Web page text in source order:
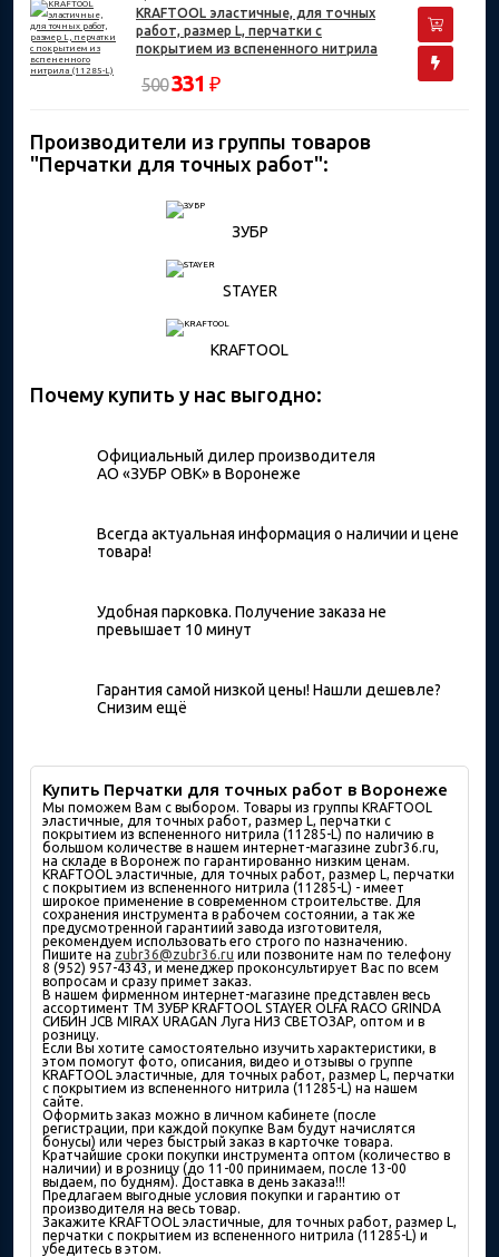
KRAFTOOL эластичные, для точных
работ, размер L, перчатки с
покрытием из вспененного нитрила
500331 ₽
Производители из группы товаров
"Перчатки для точных работ":
ЗУБР
STAYER
KRAFTOOL
Почему купить у нас выгодно:
Официальный дилер производителя
АО «ЗУБР ОВК» в Воронеже
Всегда актуальная информация о наличии и цене
товара!
Удобная парковка. Получение заказа не
превышает 10 минут
Гарантия самой низкой цены! Нашли дешевле?
Снизим ещё
Купить Перчатки для точных работ в Воронеже
Мы поможем Вам с выбором. Товары из группы KRAFTOOL
эластичные, для точных работ, размер L, перчатки с
покрытием из вспененного нитрила (11285-L) по наличию в
большом количествe в нашем интернет-магазине zubr36.ru,
на складе в Воронеж по гарантированно низким ценам.
KRAFTOOL эластичные, для точных работ, размер L, перчатки
с покрытием из вспененного нитрила (11285-L) - имеет
широкое применение в современном строительстве. Для
сохранения инструмента в рабочем состоянии, а так же
предусмотренной гарантиий завода изготовителя,
рекомендуем использовать его строго по назначению.
Пишите на zubr36@zubr36.ru или позвоните нам по телефону
8 (952) 957-4343, и менеджер проконсультирует Вас по всем
вопросам и сразу примет заказ.
В нашем фирменном интернет-магазине представлен весь
ассортимент ТМ ЗУБР KRAFTOOL STAYER OLFA RACO GRINDA
СИБИН JCB MIRAX URAGAN Луга НИЗ СВЕТОЗАР, оптом и в
розницу.
Если Вы хотите самостоятельно изучить характеристики, в
этом помогут фото, описания, видео и отзывы о группе
KRAFTOOL эластичные, для точных работ, размер L, перчатки
с покрытием из вспененного нитрила (11285-L) на нашем
сайте.
Оформить заказ можно в личном кабинете (после
регистрации, при каждой покупке Вам будут начислятся
бонусы) или через быстрый заказ в карточке товара.
Кратчайшие сроки покупки инструмента оптом (количество в
наличии) и в розницу (до 11-00 принимаем, после 13-00
выдаем, по будням). Доставка в день заказа!!!
Предлагаем выгодные условия покупки и гарантию от
производителя на весь товар.
Закажите KRAFTOOL эластичные, для точных работ, размер L,
перчатки с покрытием из вспененного нитрила (11285-L) и
убедитесь в этом.